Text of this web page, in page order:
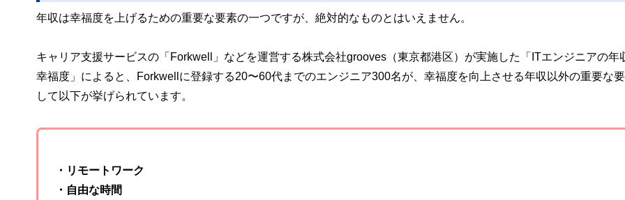
年収は幸福度を上げるための重要な要素の一つですが、絶対的なものとはいえません。
キャリア支援サービスの「Forkwell」などを運営する株式会社grooves（東京都港区）が実施した「ITエンジニアの年
幸福度」によると、Forkwellに登録する20〜60代までのエンジニア300名が、幸福度を向上させる年収以外の重要な
して以下が挙げられています。
・リモートワーク
・自由な時間